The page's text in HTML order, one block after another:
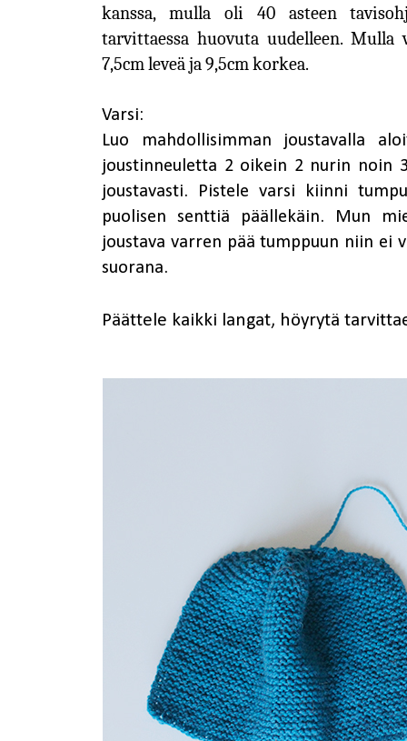
kanssa, mulla oli 40 asteen
tarvittaessa huovuta uudelleen.
7,5cm leveä ja 9,5cm korkea.
Varsi:
Luo mahdollisimman joustavalla
joustinneuletta 2 oikein 2 nurin noin
joustavasti. Pistele varsi kiinni
puolisen senttiä päällekäin. Mun
joustava varren pää tumppuun niin ei
suorana.
Päättele kaikki langat, höyrytä